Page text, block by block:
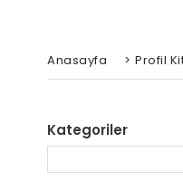
Anasayfa > Profil
Kategoriler